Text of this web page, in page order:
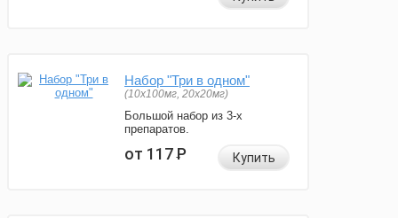
Набор "Три в одном"
(10x100мг, 20x20мг)
Большой набор из 3-х
препаратов.
от 117Р Купить